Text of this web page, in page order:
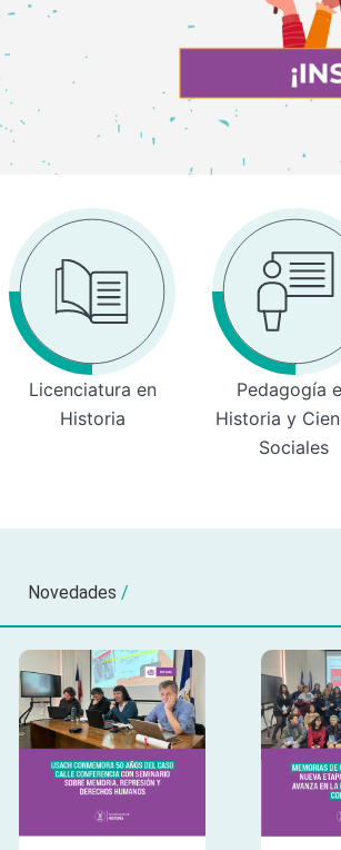
Licenciatura en
Historia
Pedagogía
Historia y
Sociales
Novedades /